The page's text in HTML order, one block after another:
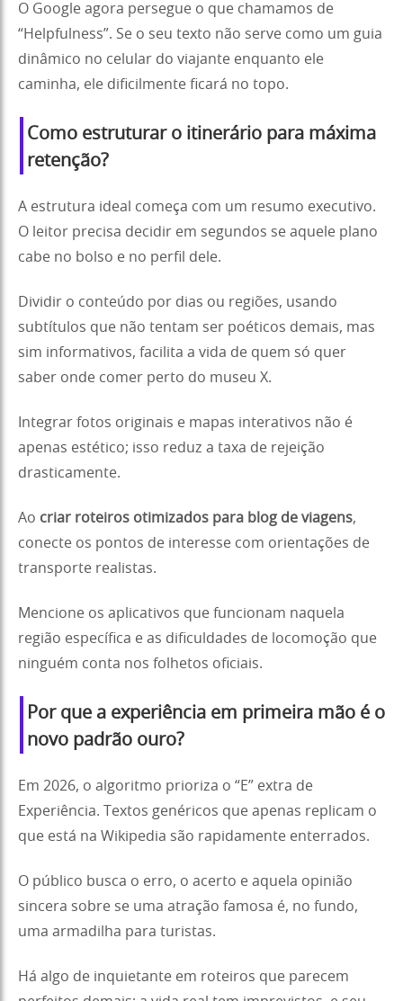
O Google agora persegue o que chamamos de
“Helpfulness”. Se o seu texto não serve como um guia
dinâmico no celular do viajante enquanto ele
caminha, ele dificilmente ficará no topo.
Como estruturar o itinerário para máxima
retenção?
A estrutura ideal começa com um resumo executivo.
O leitor precisa decidir em segundos se aquele plano
cabe no bolso e no perfil dele.
Dividir o conteúdo por dias ou regiões, usando
subtítulos que não tentam ser poéticos demais, mas
sim informativos, facilita a vida de quem só quer
saber onde comer perto do museu X.
Integrar fotos originais e mapas interativos não é
apenas estético; isso reduz a taxa de rejeição
drasticamente.
Ao criar roteiros otimizados para blog de viagens,
conecte os pontos de interesse com orientações de
transporte realistas.
Mencione os aplicativos que funcionam naquela
região específica e as dificuldades de locomoção que
ninguém conta nos folhetos oficiais.
Por que a experiência em primeira mão é o
novo padrão ouro?
Em 2026, o algoritmo prioriza o “E” extra de
Experiência. Textos genéricos que apenas replicam o
que está na Wikipedia são rapidamente enterrados.
O público busca o erro, o acerto e aquela opinião
sincera sobre se uma atração famosa é, no fundo,
uma armadilha para turistas.
Há algo de inquietante em roteiros que parecem